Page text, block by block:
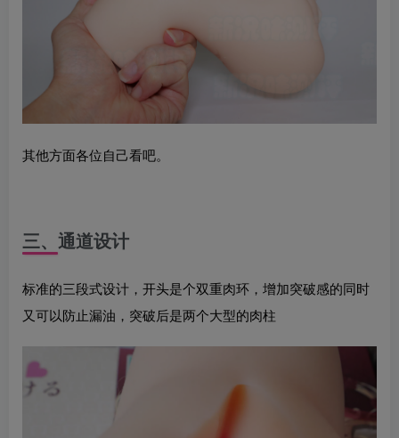
其他方面各位自己看吧。
三、通道设计
标准的三段式设计，开头是个双重肉环，增加突破感的同时
又可以防止漏油，突破后是两个大型的肉柱